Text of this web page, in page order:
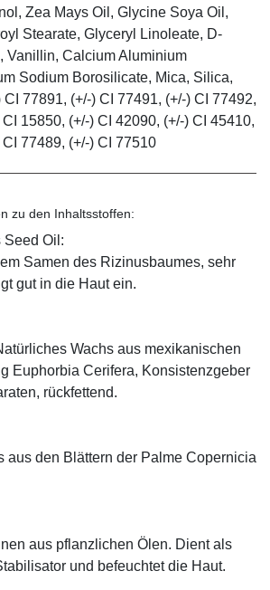
Zea Mays Oil, Glycine Soya Oil,
Stearate, Glyceryl Linoleate, D-
Vanillin, Calcium Aluminium
Sodium Borosilicate, Mica, Silica,
CI 77891, (+/-) CI 77491, (+/-) CI 77492,
15850, (+/-) CI 42090, (+/-) CI 45410,
77489, (+/-) CI 77510
zu den Inhaltsstoffen:
Seed Oil:
Samen des Rizinusbaumes, sehr
gut in die Haut ein.
Wachs aus mexikanischen
Euphorbia Cerifera, Konsistenzgeber
rückfettend.
aus den Blättern der Palme Copernicia
aus pflanzlichen Ölen. Dient als
und befeuchtet die Haut.